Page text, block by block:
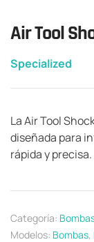
Air Tool
Specialized
La Air Tool
diseñada para
rápida y precisa.
Categoría:
Modelos: Bombas,